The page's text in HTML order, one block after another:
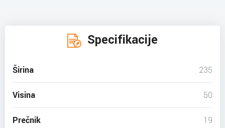
Specifikacije
Širina 235
Visina 50
Prečnik 19